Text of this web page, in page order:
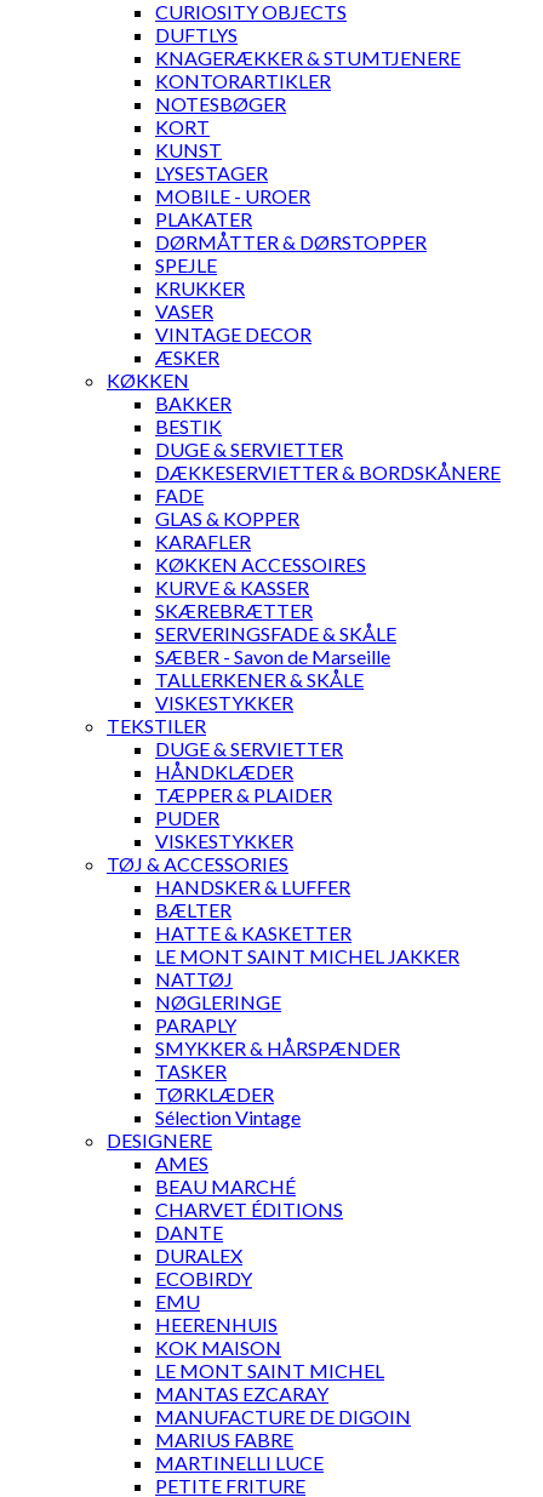
CURIOSITY OBJECTS
DUFTLYS
KNAGERÆKKER & STUMTJENERE
KONTORARTIKLER
NOTESBØGER
KORT
KUNST
LYSESTAGER
MOBILE - UROER
PLAKATER
DØRMÅTTER & DØRSTOPPER
SPEJLE
KRUKKER
VASER
VINTAGE DECOR
ÆSKER
KØKKEN
BAKKER
BESTIK
DUGE & SERVIETTER
DÆKKESERVIETTER & BORDSKÅNERE
FADE
GLAS & KOPPER
KARAFLER
KØKKEN ACCESSOIRES
KURVE & KASSER
SKÆREBRÆTTER
SERVERINGSFADE & SKÅLE
SÆBER - Savon de Marseille
TALLERKENER & SKÅLE
VISKESTYKKER
TEKSTILER
DUGE & SERVIETTER
HÅNDKLÆDER
TÆPPER & PLAIDER
PUDER
VISKESTYKKER
TØJ & ACCESSORIES
HANDSKER & LUFFER
BÆLTER
HATTE & KASKETTER
LE MONT SAINT MICHEL JAKKER
NATTØJ
NØGLERINGE
PARAPLY
SMYKKER & HÅRSPÆNDER
TASKER
TØRKLÆDER
Sélection Vintage
DESIGNERE
AMES
BEAU MARCHÉ
CHARVET ÉDITIONS
DANTE
DURALEX
ECOBIRDY
EMU
HEERENHUIS
KOK MAISON
LE MONT SAINT MICHEL
MANTAS EZCARAY
MANUFACTURE DE DIGOIN
MARIUS FABRE
MARTINELLI LUCE
PETITE FRITURE